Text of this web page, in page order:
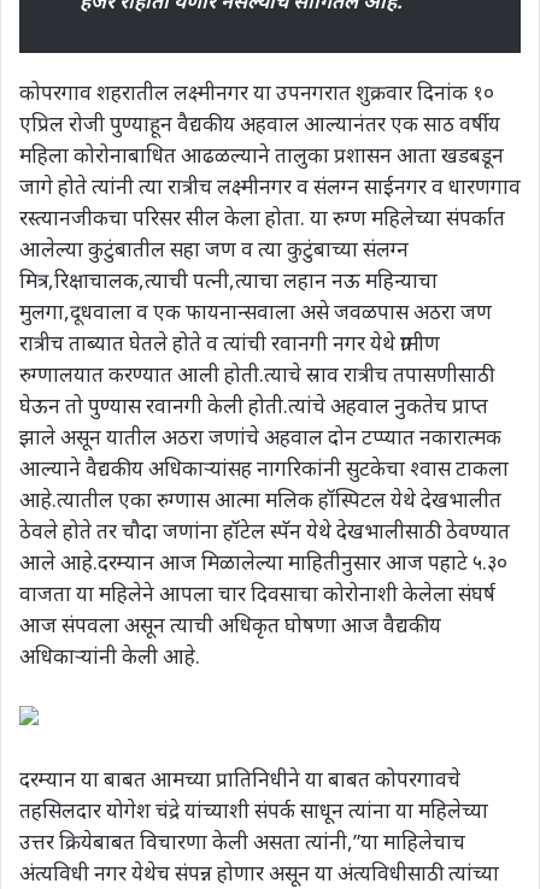
कोपरगाव शहरातील लक्ष्मीनगर या उपनगरात शुक्रवार दिनांक १०
एप्रिल रोजी पुण्याहून वैद्यकीय अहवाल आल्यानंतर एक साठ वर्षीय
महिला कोरोनाबाधित आढळल्याने तालुका प्रशासन आता खडबडून
जागे होते त्यांनी त्या रात्रीच लक्ष्मीनगर व संलग्न साईनगर व धारणगाव
रस्त्यानजीकचा परिसर सील केला होता. या रुग्ण महिलेच्या संपर्कात
आलेल्या कुटुंबातील सहा जण व त्या कुटुंबाच्या संलग्न
मित्र,रिक्षाचालक,त्याची पत्नी,त्याचा लहान नऊ महिन्याचा
मुलगा,दूधवाला व एक फायनान्सवाला असे जवळपास अठरा जण
रात्रीच ताब्यात घेतले होते व त्यांची रवानगी नगर येथे ग्रामीण
रुग्णालयात करण्यात आली होती.त्याचे स्राव रात्रीच तपासणीसाठी
घेऊन तो पुण्यास रवानगी केली होती.त्यांचे अहवाल नुकतेच प्राप्त
झाले असून यातील अठरा जणांचे अहवाल दोन टप्प्यात नकारात्मक
आल्याने वैद्यकीय अधिकाऱ्यांसह नागरिकांनी सुटकेचा श्वास टाकला
आहे.त्यातील एका रुग्णास आत्मा मलिक हॉस्पिटल येथे देखभालीत
ठेवले होते तर चौदा जणांना हॉटेल स्पॅन येथे देखभालीसाठी ठेवण्यात
आले आहे.दरम्यान आज मिळालेल्या माहितीनुसार आज पहाटे ५.३०
वाजता या महिलेने आपला चार दिवसाचा कोरोनाशी केलेला संघर्ष
आज संपवला असून त्याची अधिकृत घोषणा आज वैद्यकीय
अधिकाऱ्यांनी केली आहे.
दरम्यान या बाबत आमच्या प्रातिनिधीने या बाबत कोपरगावचे
तहसिलदार योगेश चंद्रे यांच्याशी संपर्क साधून त्यांना या महिलेच्या
उत्तर क्रियेबाबत विचारणा केली असता त्यांनी,”या माहिलेचाच
अंत्यविधी नगर येथेच संपन्न होणार असून या अंत्यविधीसाठी त्यांच्या